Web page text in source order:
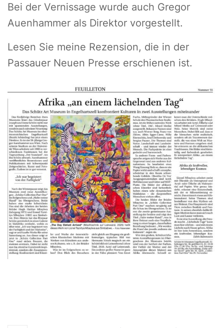
Bei der Vernissage wurde auch Gregor
Auenhammer als Direktor vorgestellt.
Lesen Sie meine Rezension, die in der
Passauer Neuen Presse erschienen ist.